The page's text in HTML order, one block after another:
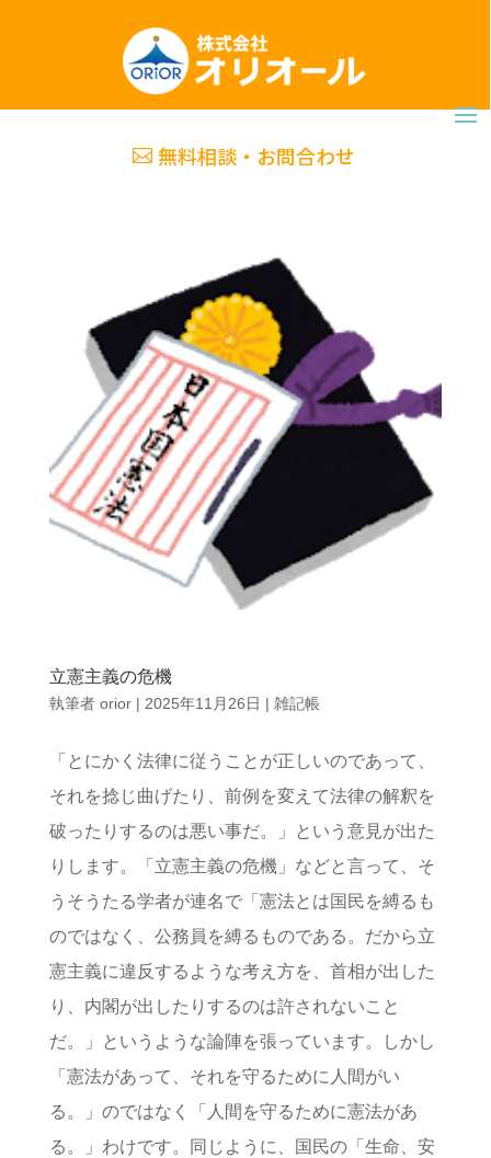
無料相談・お問合わせ
立憲主義の危機
執筆者 orior| 2025年11月26日 | 雑記帳
「とにかく法律に従うことが正しいのであって、
それを捻じ曲げたり、前例を変えて法律の解釈を
破ったりするのは悪い事だ。」という意見が出た
りします。「立憲主義の危機」などと言って、そ
うそうたる学者が連名で「憲法とは国民を縛るも
のではなく、公務員を縛るものである。だから立
憲主義に違反するような考え方を、首相が出した
り、内閣が出したりするのは許されないこと
だ。」というような論陣を張っています。しかし
「憲法があって、それを守るために人間がい
る。」のではなく「人間を守るために憲法があ
る。」わけです。同じように、国民の「生命、安